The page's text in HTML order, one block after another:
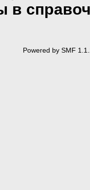
в
Powered by SMF